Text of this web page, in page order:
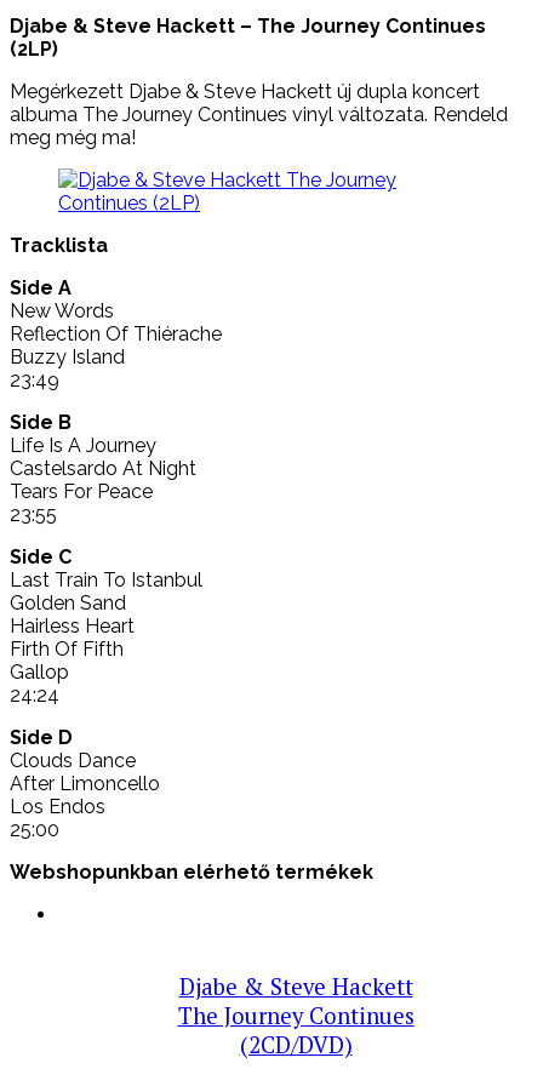
Djabe & Steve Hackett – The Journey Continues
(2LP)
Megérkezett Djabe & Steve Hackett új dupla koncert
albuma The Journey Continues vinyl változata. Rendeld
meg még ma!
Tracklista
Side A
New Words
Reflection Of Thiérache
Buzzy Island
23:49
Side B
Life Is A Journey
Castelsardo At Night
Tears For Peace
23:55
Side C
Last Train To Istanbul
Golden Sand
Hairless Heart
Firth Of Fifth
Gallop
24:24
Side D
Clouds Dance
After Limoncello
Los Endos
25:00
Webshopunkban elérhető termékek
Djabe & Steve Hackett
The Journey Continues
(2CD/DVD)